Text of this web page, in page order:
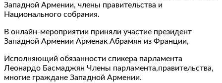
Западной Армении, члены правительства и
Национального собрания.
В онлайн-мероприятии приняли участие президент
Западной Армении Арменак Абрамян из Франции,
Исполняющий обязанности спикера парламента
Леонардо Басмаджян Члены парламента,правительства,
многие граждане Западной Армении.